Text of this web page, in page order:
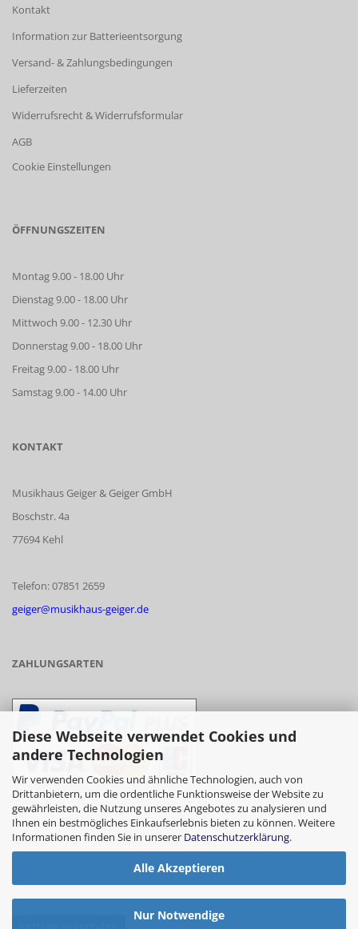
Diese Webseite verwendet Cookies und
andere Technologien
Wir verwenden Cookies und ähnliche Technologien, auch von
Drittanbietern, um die ordentliche Funktionsweise der Website zu
gewährleisten, die Nutzung unseres Angebotes zu analysieren und
Ihnen ein bestmögliches Einkaufserlebnis bieten zu können. Weitere
Informationen finden Sie in unserer Datenschutzerklärung.
Alle Akzeptieren
Nur Notwendige
Kontakt
Information zur Batterieentsorgung
Versand- & Zahlungsbedingungen
Lieferzeiten
Widerrufsrecht & Widerrufsformular
AGB
Cookie Einstellungen
ÖFFNUNGSZEITEN
Montag 9.00 - 18.00 Uhr
Dienstag 9.00 - 18.00 Uhr
Mittwoch 9.00 - 12.30 Uhr
Donnerstag 9.00 - 18.00 Uhr
Freitag 9.00 - 18.00 Uhr
Samstag 9.00 - 14.00 Uhr
KONTAKT
Musikhaus Geiger & Geiger GmbH
Boschstr. 4a
77694 Kehl
Telefon: 07851 2659
geiger@musikhaus-geiger.de
ZAHLUNGSARTEN
- Vorkasse/Überweisung
- Barzahlung bei Abholung